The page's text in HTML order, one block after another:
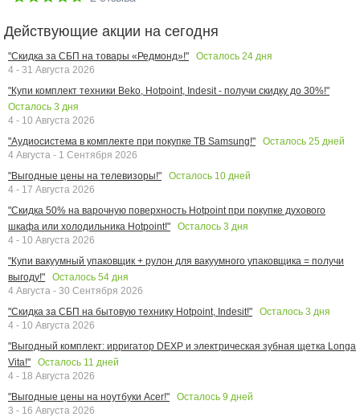
Действующие акции на сегодня
"Скидка за СБП на товары «Редмонд»!" Осталось 24 дня
4 - 31 Августа 2026
"Купи комплект техники Beko, Hotpoint, Indesit - получи скидку до 30%!"
Осталось 3 дня
4 - 10 Августа 2026
"Аудиосистема в комплекте при покупке ТВ Samsung!"
Осталось 25 дней
4 Августа - 1 Сентября 2026
"Выгодные цены на телевизоры!"
Осталось 10 дней
4 - 17 Августа 2026
"Скидка 50% на варочную поверхность Hotpoint при покупке духового
шкафа или холодильника Hotpoint!"
Осталось 3 дня
4 - 10 Августа 2026
"Купи вакуумный упаковщик + рулон для вакуумного упаковщика = получи
выгоду!"
Осталось 54 дня
4 Августа - 30 Сентября 2026
"Скидка за СБП на бытовую технику Hotpoint, Indesit!"
Осталось 3 дня
4 - 10 Августа 2026
"Выгодный комплект: ирригатор DEXP и электрическая зубная щетка Longa
Vita!"
Осталось 11 дней
4 - 18 Августа 2026
"Выгодные цены на ноутбуки Acer!"
Осталось 9 дней
3 - 16 Августа 2026